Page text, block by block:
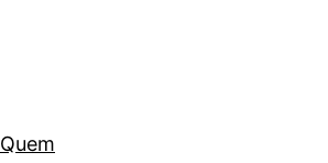
Quem